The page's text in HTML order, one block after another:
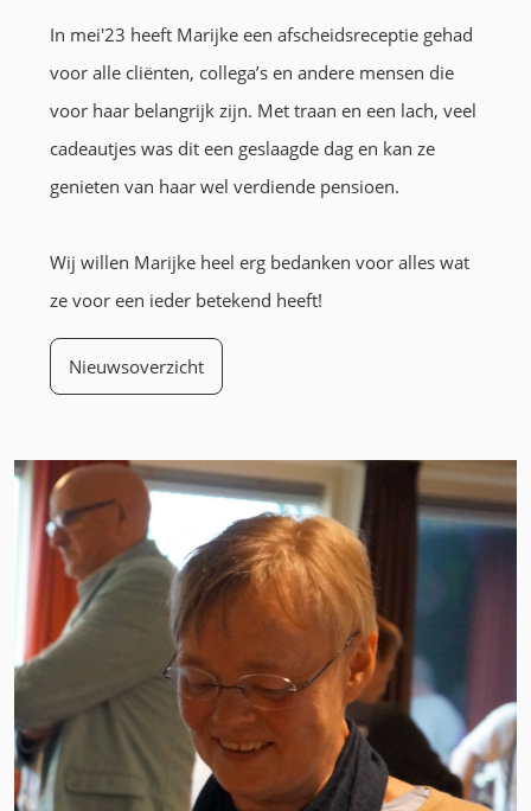
In mei'23 heeft Marijke een afscheidsreceptie gehad
voor alle cliënten, collega’s en andere mensen die
voor haar belangrijk zijn. Met traan en een lach, veel
cadeautjes was dit een geslaagde dag en kan ze
genieten van haar wel verdiende pensioen.
Wij willen Marijke heel erg bedanken voor alles wat
ze voor een ieder betekend heeft!
Nieuwsoverzicht